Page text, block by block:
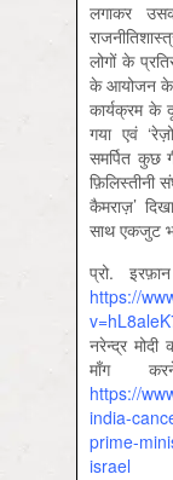
लगाकर
लोगों के
के आयोजन के
कार्यक्रम के
गया एवं
समर्पित कुछ
फ़िलिस्तीनी
कैमराज़’
साथ एकजुट
प्रो.
https://
नरेन्द्र मोदी
माँग
https://
india-
prime-
israel